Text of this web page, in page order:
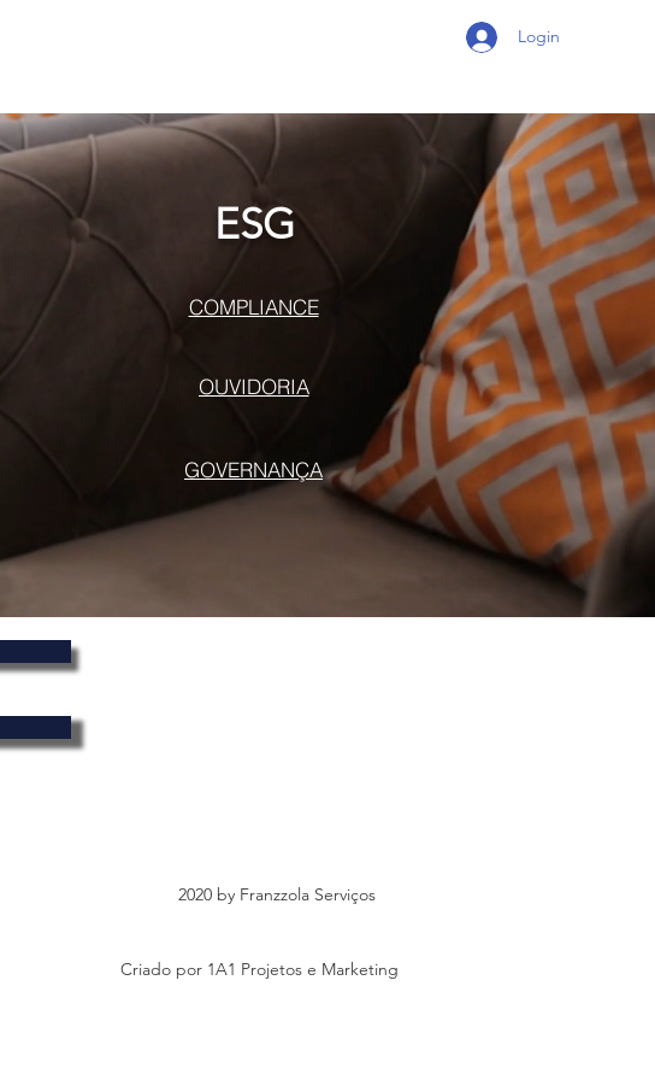
Login
ESG
COMPLIANCE
OUVIDORIA
GOVERNANÇA
2020 by Franzzola Serviços
Criado por 1A1 Projetos e Marketing